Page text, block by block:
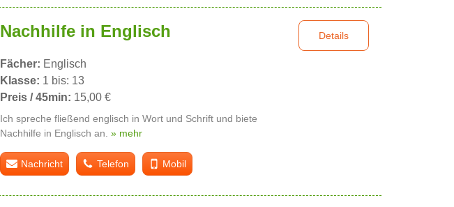
Nachhilfe in Englisch
Fächer: Englisch
Klasse: 1 bis: 13
Preis / 45min: 15,00 €
Ich spreche fließend englisch in Wort und Schrift und biete
Nachhilfe in Englisch an. » mehr
Details
Nachricht Telefon Mobil